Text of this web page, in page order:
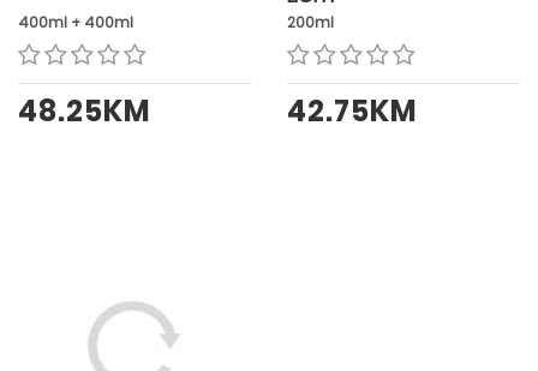
400ml + 400ml
48.25KM
200ml
42.75KM